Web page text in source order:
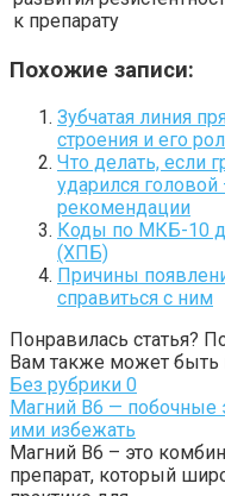
к препарату
Похожие записи:
Зубчатая линия
строения и его
Что делать, если
ударился
рекомендации
Коды по МКБ-10
(ХПБ)
Причины
справиться с ним
Понравилась статья?
Вам также может быть
Без рубрики 0
Магний В6 — побочные
ими избежать
Магний В6 – это
препарат, который